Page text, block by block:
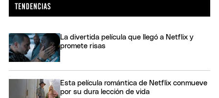
La divertida película que llegó a Netflix y
promete risas
Esta película romántica de Netflix conmueve
por su dura lección de vida